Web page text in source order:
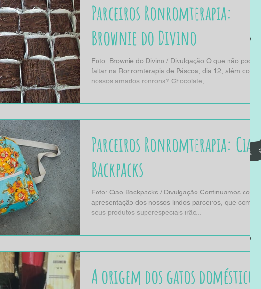
Parceiros Ronromterapia:
Brownie do Divino
Foto: Brownie do Divino / Divulgação O que não pode
faltar na Ronromterapia de Páscoa, dia 12, além dos
nossos amados ronrons? Chocolate,...
Parceiros Ronromterapia: Ciao
Backpacks
Foto: Ciao Backpacks / Divulgação Continuamos com a
apresentação dos nossos lindos parceiros, que com
seus produtos superespeciais irão...
A origem dos gatos domésticos